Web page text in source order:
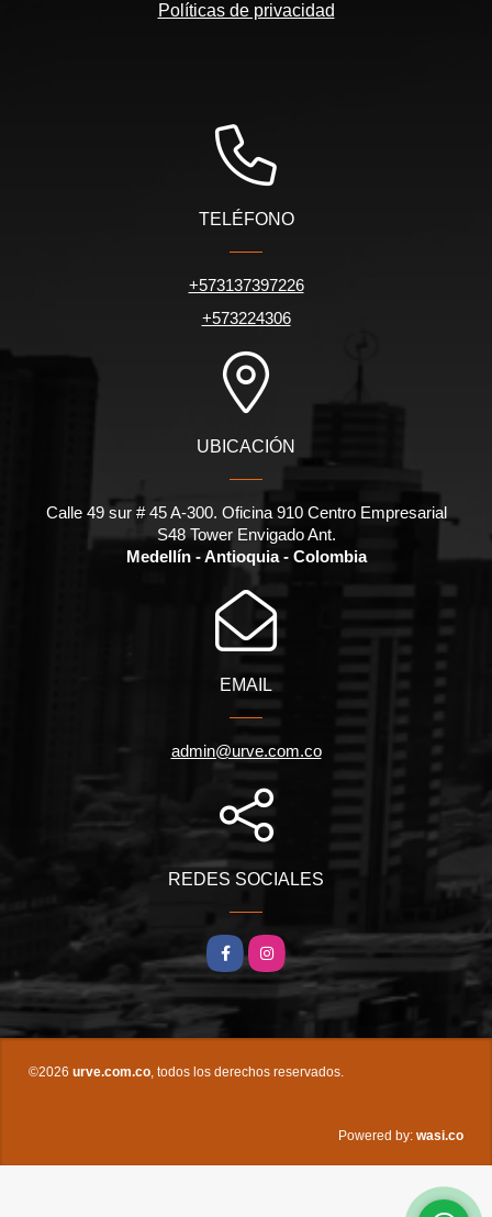
Políticas de privacidad
TELÉFONO
+573137397226
+573224306
UBICACIÓN
Calle 49 sur # 45 A-300. Oficina 910 Centro Empresarial
S48 Tower Envigado Ant.
Medellín - Antioquia - Colombia
EMAIL
admin@urve.com.co
REDES SOCIALES
FacebookInstagram
©2026 urve.com.co, todos los derechos reservados.
Powered by: wasi.co